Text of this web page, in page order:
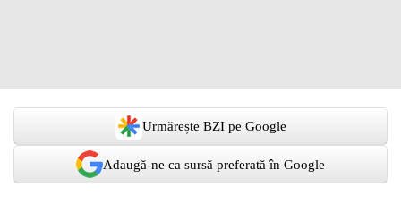
Urmărește BZI pe Google
Adaugă-ne ca sursă preferată în Google